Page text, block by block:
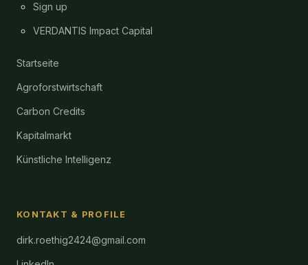
Sign up
VERDANTIS Impact Capital
Startseite
Agroforstwirtschaft
Carbon Credits
Kapitalmarkt
Künstliche Intelligenz
KONTAKT & PROFILE
dirk.roethig2424@gmail.com